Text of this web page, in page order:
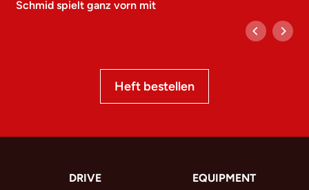
Schmid spielt ganz vorn mit
Heft bestellen
DRIVE EQUIPMENT